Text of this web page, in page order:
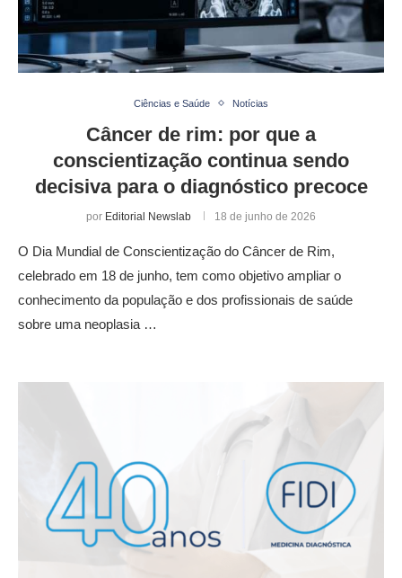
Ciências e Saúde Notícias
Câncer de rim: por que a
conscientização continua sendo
decisiva para o diagnóstico precoce
por Editorial Newslab 18 de junho de 2026
O Dia Mundial de Conscientização do Câncer de Rim,
celebrado em 18 de junho, tem como objetivo ampliar o
conhecimento da população e dos profissionais de saúde
sobre uma neoplasia …